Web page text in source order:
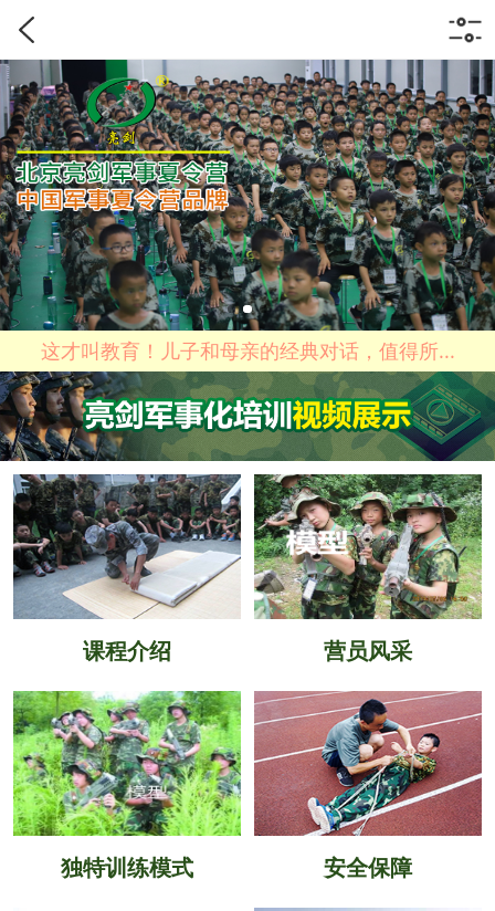
这才叫教育！儿子和母亲的经典对话，值得所...
课程介绍 营员风采
独特训练模式 安全保障